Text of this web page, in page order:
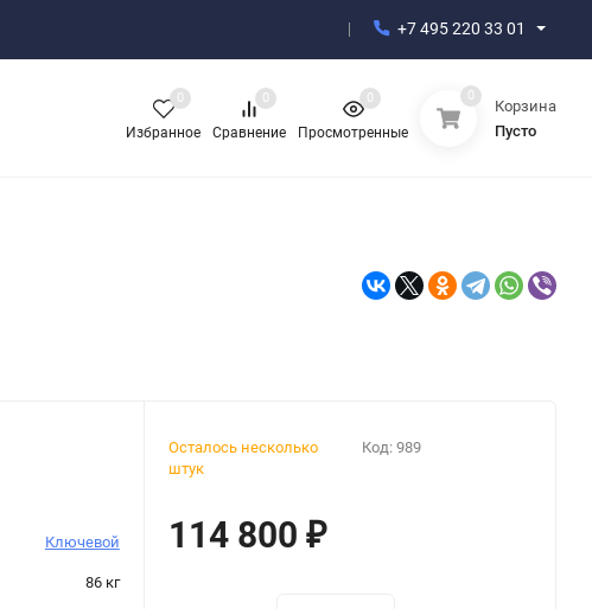
+7 495 220 33 01
Избранное
0
Сравнение
0
Просмотренные
0 0
Корзина
Пусто
Ключевой
86 кг
Осталось несколько
штук
Код: 989
114 800 ₽